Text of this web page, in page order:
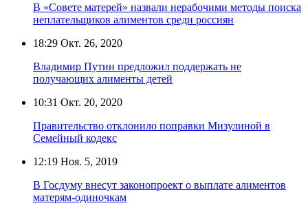
В «Совете матерей» назвали нерабочими методы поиска
неплательщиков алиментов среди россиян
18:29 Окт. 26, 2020
Владимир Путин предложил поддержать не
получающих алименты детей
10:31 Окт. 20, 2020
Правительство отклонило поправки Мизулиной в
Семейный кодекс
12:19 Ноя. 5, 2019
В Госдуму внесут законопроект о выплате алиментов
матерям-одиночкам